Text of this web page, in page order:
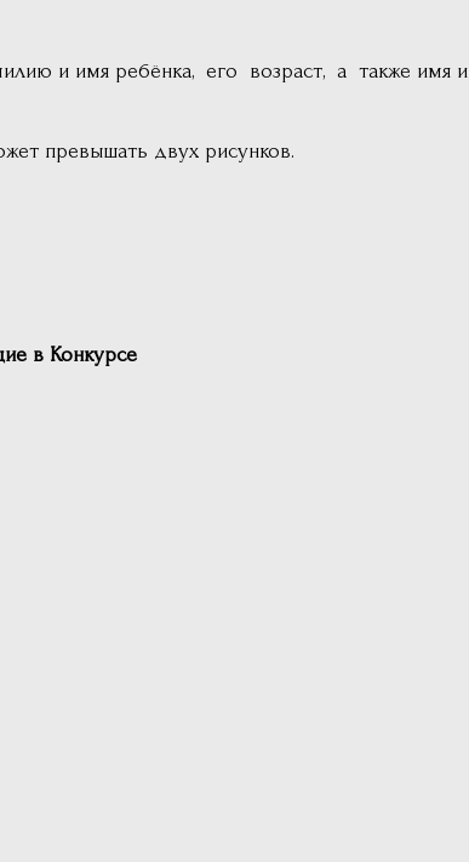
и имя ребёнка, его возраст, а также имя и
превышать двух рисунков.
в Конкурсе